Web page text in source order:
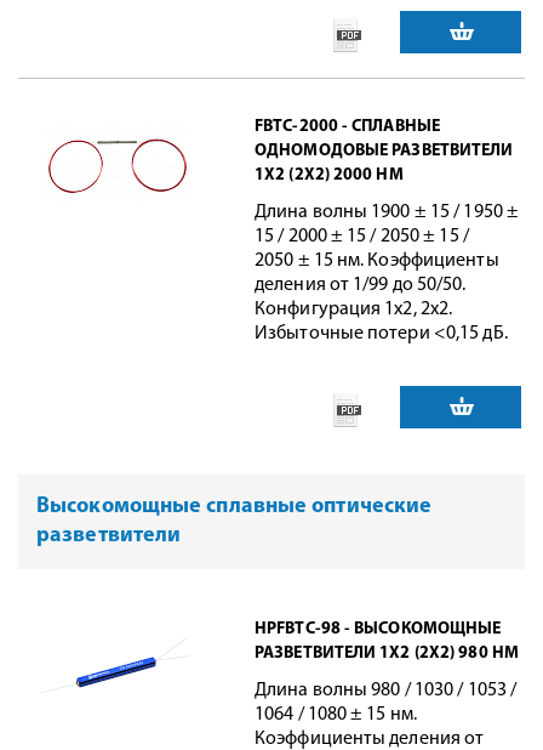
FBTC-2000 - СПЛАВНЫЕ
ОДНОМОДОВЫЕ РАЗВЕТВИТЕЛИ
1X2 (2X2) 2000 НМ
Длина волны 1900 ± 15 / 1950 ±
15 / 2000 ± 15 / 2050 ± 15 /
2050 ± 15 нм. Коэффициенты
деления от 1/99 до 50/50.
Конфигурация 1x2, 2x2.
Избыточные потери <0,15 дБ.
Высокомощные сплавные оптические
разветвители
HPFBTC-98 - ВЫСОКОМОЩНЫЕ
РАЗВЕТВИТЕЛИ 1X2 (2X2) 980 НМ
Длина волны 980 / 1030 / 1053 /
1064 / 1080 ± 15 нм.
Коэффициенты деления от